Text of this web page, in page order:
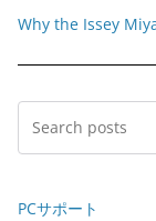
Why the Issey
PCサポート